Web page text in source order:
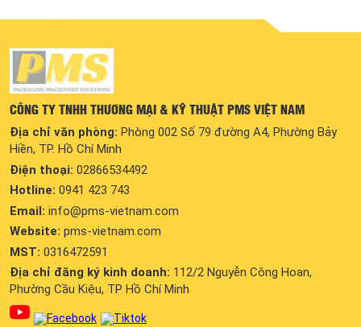
CÔNG TY TNHH THƯƠNG MẠI & KỸ THUẬT PMS VIỆT NAM
Địa chỉ văn phòng: Phòng 002 Số 79 đường A4, Phường Bảy
Hiền, TP. Hồ Chí Minh
Điện thoại: 02866534492
Hotline: 0941 423 743
Email: info@pms-vietnam.com
Website: pms-vietnam.com
MST: 0316472591
Địa chỉ đăng ký kinh doanh: 112/2 Nguyễn Công Hoan,
Phường Cầu Kiệu, TP Hồ Chí Minh